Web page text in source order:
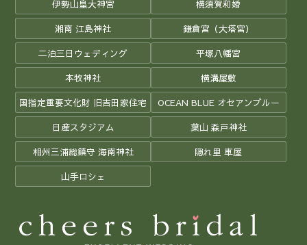
伊勢山皇大神宮 横須賀和婚
湘南 江島神社 鎌倉宮（大塔宮）
二泊三日ウェディング 平塚八幡宮
本牧神社 横溝屋敷
国指定重要文化財 旧吉田家住宅 OCEAN BLUE オセアンブルー
日産スタジアム 葉山 森戸神社
相州三浦総鎮守 海南神社 隠れ里 車屋
山手ロシェ